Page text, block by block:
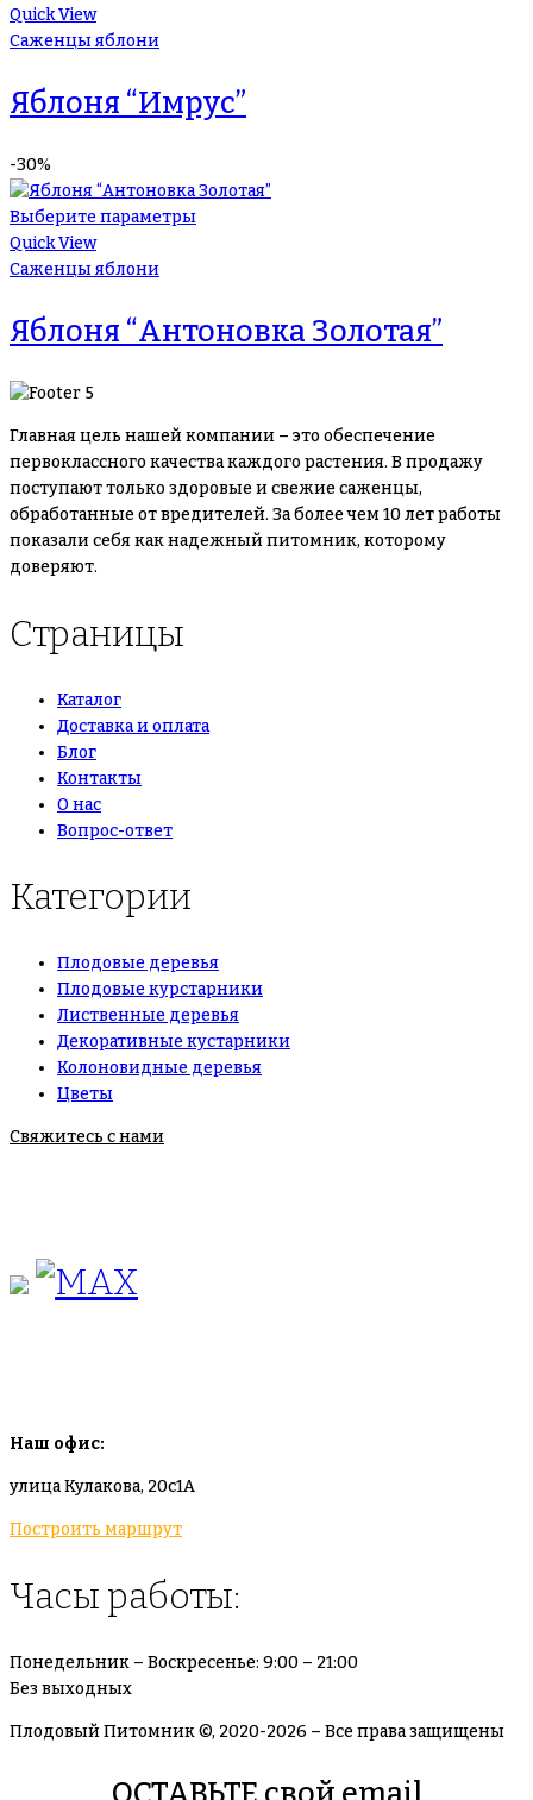
Quick View
Саженцы яблони
Яблоня “Имрус”
-30%
Выберите параметры
Quick View
Саженцы яблони
Яблоня “Антоновка Золотая”
Главная цель нашей компании – это обеспечение
первоклассного качества каждого растения. В продажу
поступают только здоровые и свежие саженцы,
обработанные от вредителей. За более чем 10 лет работы
показали себя как надежный питомник, которому
доверяют.
Страницы
Каталог
Доставка и оплата
Блог
Контакты
О нас
Вопрос-ответ
Категории
Плодовые деревья
Плодовые курстарники
Лиственные деревья
Декоративные кустарники
Колоновидные деревья
Цветы
Свяжитесь с нами
Наш офис:
улица Кулакова, 20с1А
Построить маршрут
Часы работы:
Понедельник – Воскресенье: 9:00 – 21:00
Без выходных
Плодовый Питомник ©, 2020-2026 – Все права защищены